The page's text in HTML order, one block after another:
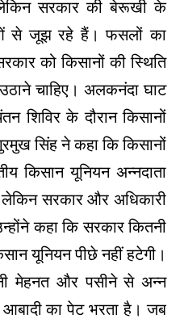
सरकार की बेरूखी के
से जूझ रहे हैं। फसलों का
को किसानों की स्थिति
चाहिए। अलकनंदा घाट
शिविर के दौरान किसानों
सिंह ने कहा कि किसानों
किसान यूनियन अन्नदाता
सरकार और अधिकारी
कहा कि सरकार कितनी
यूनियन पीछे नहीं हटेगी।
मेहनत और पसीने से अन्न
का पेट भरता है। जब